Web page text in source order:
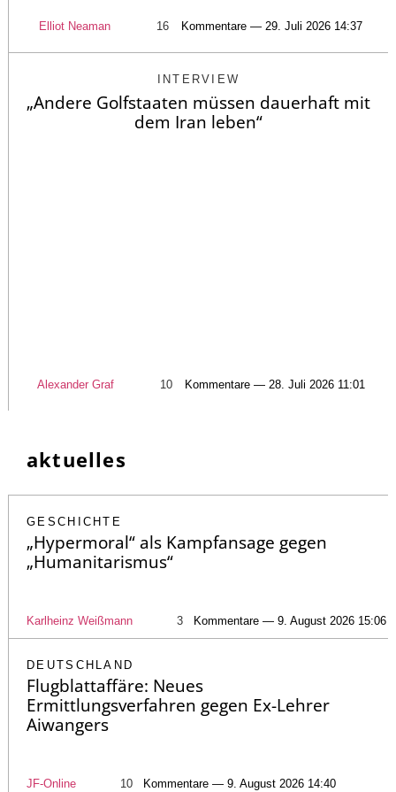
Elliot Neaman 16 Kommentare — 29. Juli 2026 14:37
INTERVIEW
„Andere Golfstaaten müssen dauerhaft mit
dem Iran leben“
Alexander Graf 10 Kommentare — 28. Juli 2026 11:01
aktuelles
GESCHICHTE
„Hypermoral“ als Kampfansage gegen
„Humanitarismus“
Karlheinz Weißmann 3 Kommentare — 9. August 2026 15:06
DEUTSCHLAND
Flugblattaffäre: Neues
Ermittlungsverfahren gegen Ex-Lehrer
Aiwangers
JF-Online 10 Kommentare — 9. August 2026 14:40